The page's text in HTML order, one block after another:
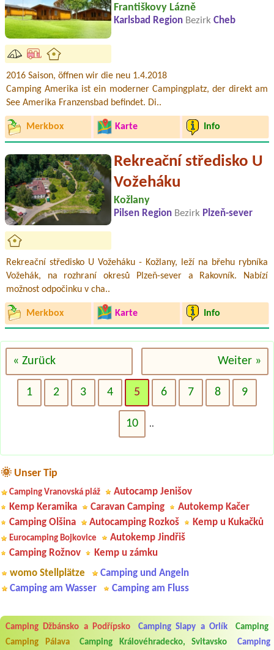
Františkovy Lázně
Karlsbad Region Bezirk Cheb
2016 Saison, öffnen wir die neu 1.4.2018
Camping Amerika ist ein moderner Campingplatz, der direkt am
See Amerika Franzensbad befindet. Di..
Merkbox Karte Info
Rekreační středisko U
Vožeháku
Kožlany
Pilsen Region Bezirk Plzeň-sever
Rekreační středisko U Vožeháku - Kožlany, leží na břehu rybníka
Vožehák, na rozhraní okresů Plzeň-sever a Rakovník. Nabízí
možnost odpočinku v cha..
Merkbox Karte Info
« Zurück Weiter »
1 2 3 4 5 6 7 8 9
10 ..
🌞 Unser Tip
Camping Vranovská pláž
Autocamp Jenišov
Kemp Keramika
Caravan Camping
Autokemp Kačer
Camping Olšina
Autocamping Rozkoš Kemp u Kukačků
Eurocamping Bojkovice
Autokemp Jindřiš
Camping Rožnov
Kemp u zámku
womo Stellplätze
Camping und Angeln
Camping am Wasser
Camping am Fluss
Camping Džbánsko a Podřípsko Camping Slapy a Orlík
Camping
Camping Pálava
Camping Královéhradecko, Svitavsko Camping
Aneta Melicharová
***